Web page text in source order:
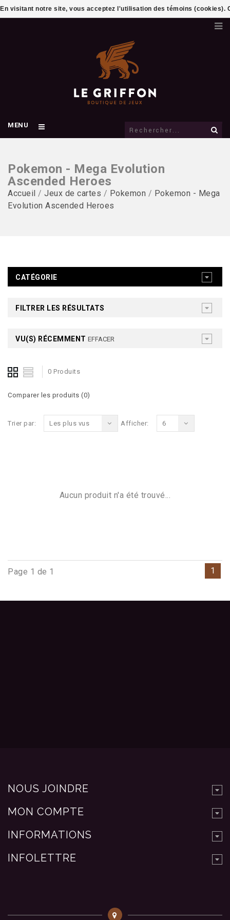
MENU
Pokemon - Mega Evolution
Ascended Heroes
Accueil / Jeux de cartes / Pokemon / Pokemon - Mega
Evolution Ascended Heroes
CATÉGORIE
FILTRER LES RÉSULTATS
VU(S) RÉCEMMENT EFFACER
0 Produits
Comparer les produits (0)
Trier par: Les plus vus Afficher: 6
Aucun produit n'a été trouvé...
Page 1 de 1 1
NOUS JOINDRE
MON COMPTE
INFORMATIONS
INFOLETTRE
En visitant notre site, vous acceptez l'utilisation des témoins